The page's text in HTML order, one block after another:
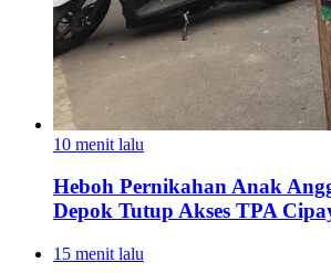
10 menit lalu
Heboh Pernikahan Anak
Depok Tutup Akses TPA
15 menit lalu